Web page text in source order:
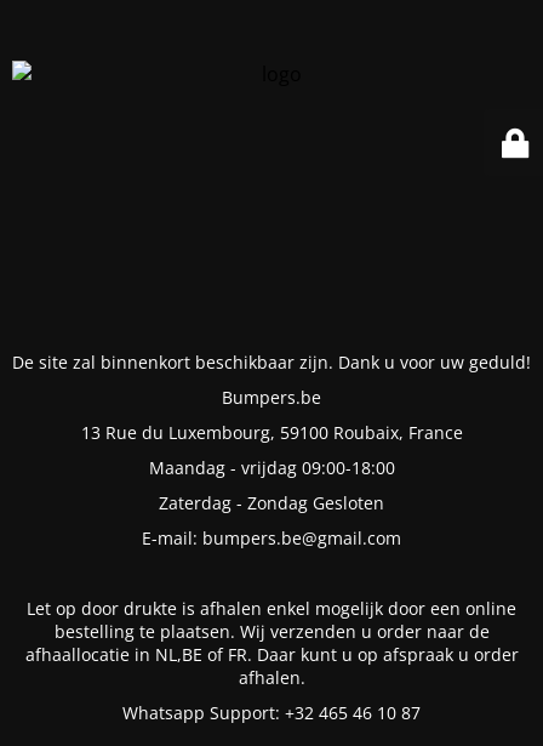
De site zal binnenkort beschikbaar zijn. Dank u voor uw geduld!
Bumpers.be
13 Rue du Luxembourg, 59100 Roubaix, France
Maandag - vrijdag 09:00-18:00
Zaterdag - Zondag Gesloten
E-mail: bumpers.be@gmail.com
Let op door drukte is afhalen enkel mogelijk door een online
bestelling te plaatsen. Wij verzenden u order naar de
afhaallocatie in NL,BE of FR. Daar kunt u op afspraak u order
afhalen.
Whatsapp Support: +32 465 46 10 87